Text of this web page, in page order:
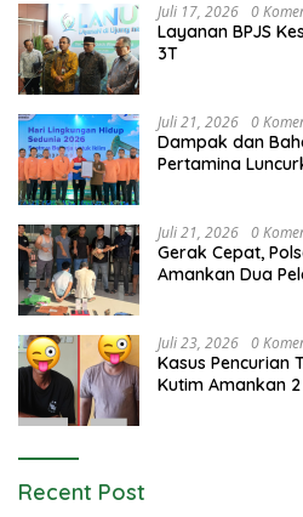
Juli 17, 2026 0
Layanan BPJS
3T
Juli 21, 2026 0
Dampak dan
Pertamina
Juli 21, 2026 0
Gerak Cepat,
Amankan Dua
Juli 23, 2026 0
Kasus Pencurian
Kutim Amankan
Recent Post